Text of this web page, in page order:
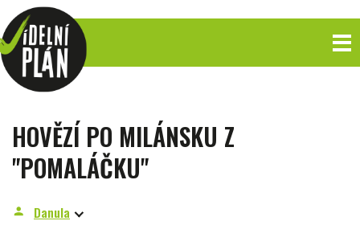
HOVĚZÍ PO MILÁNSKU Z
"POMALÁČKU"
person
Danula